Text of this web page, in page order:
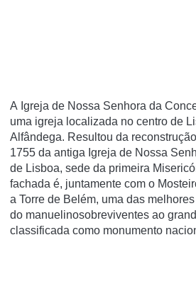
A Igreja de Nossa Senhora da
uma igreja localizada no centro de
Alfândega. Resultou da
1755 da antiga Igreja de Nossa
de Lisboa, sede da primeira
fachada é, juntamente com o
a Torre de Belém, uma das
do manuelinosobreviventes ao
classificada como monumento